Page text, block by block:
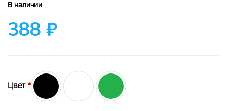
В наличии
388 ₽
Цвет